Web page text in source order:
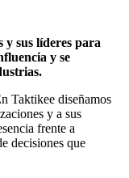
y sus líderes para
y se
Taktikee diseñamos
y a sus
frente a
decisiones que